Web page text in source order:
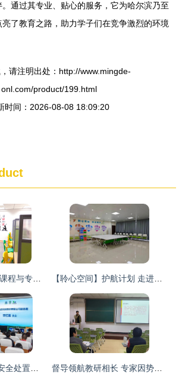
通过其专业、贴心的服务，它为哈尔滨乃至
了教育之路，助力学子们在竞争激烈的环境
请注明出处：http://www.mingde-
onl.com/product/199.html
时间：2026-08-08 18:09:20